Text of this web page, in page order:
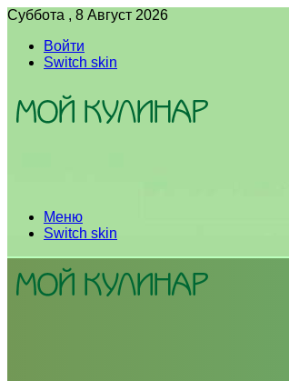
Суббота , 8 Август 2026
Войти
Switch skin
Меню
Switch skin